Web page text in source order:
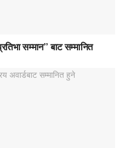
सम्मान” बाट सम्मानित